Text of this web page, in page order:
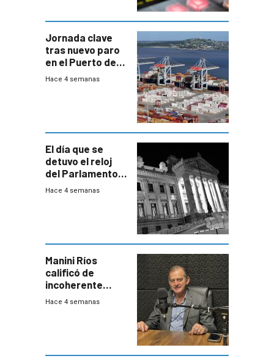
Jornada clave
tras nuevo paro
en el Puerto de
Montevideo
Hace 4 semanas
El día que se
detuvo el reloj
del Parlamento
para negociar
Hace 4 semanas
Manini Ríos
calificó de
incoherente
decisión de
Hace 4 semanas